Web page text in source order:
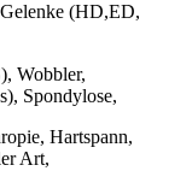
(HD,ED,
Wobbler,
Spondylose,
Hartspann,
Art,